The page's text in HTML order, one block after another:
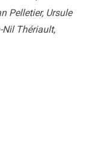
Pelletier, Ursule
Nil Thériault,